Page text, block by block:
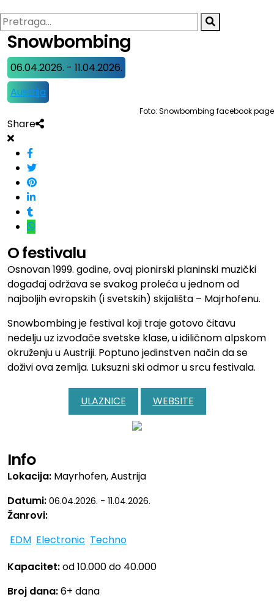
Snowbombing
06.04.2026. - 11.04.2026.
Austrija
Foto: Snowbombing facebook page
Share
O festivalu
Osnovan 1999. godine, ovaj pionirski planinski muzički
događaj održava se svakog proleća u jednom od
najboljih evropskih (i svetskih) skijališta – Majrhofenu.
Snowbombing je festival koji traje gotovo čitavu
nedelju uz izvođače svetske klase, u idiličnom alpskom
okruženju u Austriji. Poptuno jedinstven način da se
doživi ova zemlja. Luksuzni ski odmor u srcu festivala.
ULAZNICE WEBSITE
Info
Lokacija: Mayrhofen, Austrija
Datumi: 06.04.2026. - 11.04.2026.
Žanrovi:
EDM Electronic Techno
Kapacitet:od 10.000 do 40.000
Broj dana:6+ dana